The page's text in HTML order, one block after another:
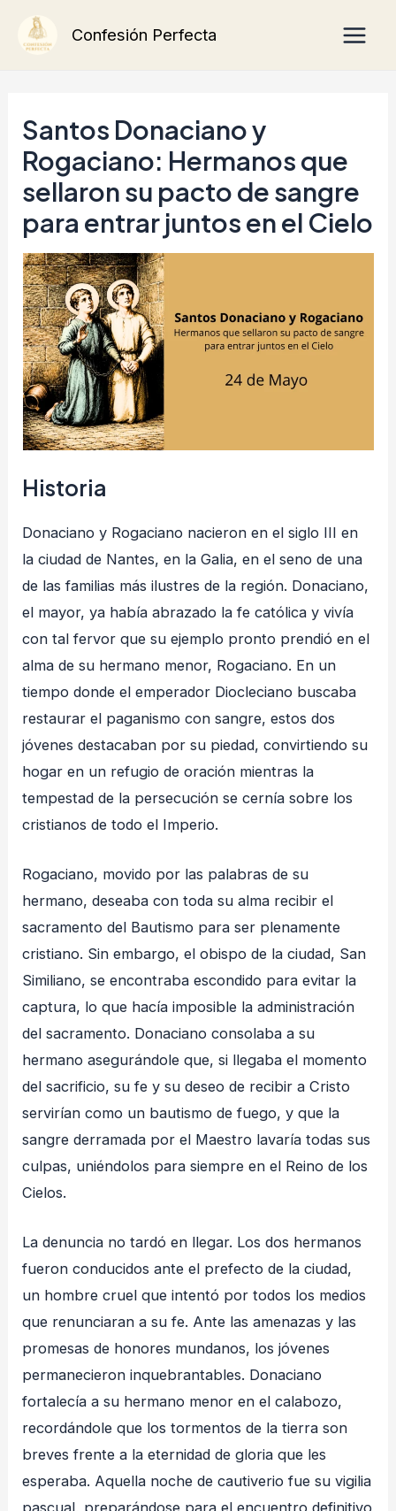
Confesión Perfecta
Santos Donaciano y
Rogaciano: Hermanos que
sellaron su pacto de sangre
para entrar juntos en el Cielo
Historia
Donaciano y Rogaciano nacieron en el siglo III en
la ciudad de Nantes, en la Galia, en el seno de una
de las familias más ilustres de la región. Donaciano,
el mayor, ya había abrazado la fe católica y vivía
con tal fervor que su ejemplo pronto prendió en el
alma de su hermano menor, Rogaciano. En un
tiempo donde el emperador Diocleciano buscaba
restaurar el paganismo con sangre, estos dos
jóvenes destacaban por su piedad, convirtiendo su
hogar en un refugio de oración mientras la
tempestad de la persecución se cernía sobre los
cristianos de todo el Imperio.
Rogaciano, movido por las palabras de su
hermano, deseaba con toda su alma recibir el
sacramento del Bautismo para ser plenamente
cristiano. Sin embargo, el obispo de la ciudad, San
Similiano, se encontraba escondido para evitar la
captura, lo que hacía imposible la administración
del sacramento. Donaciano consolaba a su
hermano asegurándole que, si llegaba el momento
del sacrificio, su fe y su deseo de recibir a Cristo
servirían como un bautismo de fuego, y que la
sangre derramada por el Maestro lavaría todas sus
culpas, uniéndolos para siempre en el Reino de los
Cielos.
La denuncia no tardó en llegar. Los dos hermanos
fueron conducidos ante el prefecto de la ciudad,
un hombre cruel que intentó por todos los medios
que renunciaran a su fe. Ante las amenazas y las
promesas de honores mundanos, los jóvenes
permanecieron inquebrantables. Donaciano
fortalecía a su hermano menor en el calabozo,
recordándole que los tormentos de la tierra son
breves frente a la eternidad de gloria que les
esperaba. Aquella noche de cautiverio fue su vigilia